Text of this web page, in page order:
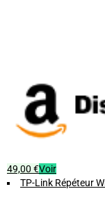
, le
connexion stable,
49,00 €Voir
TP-Link Répéteur